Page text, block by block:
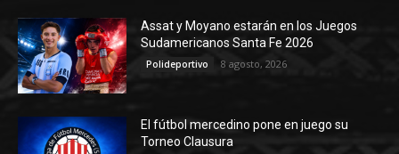
Assat y Moyano estarán en los Juegos
Sudamericanos Santa Fe 2026
Polideportivo 8 agosto, 2026
El fútbol mercedino pone en juego su
Torneo Clausura